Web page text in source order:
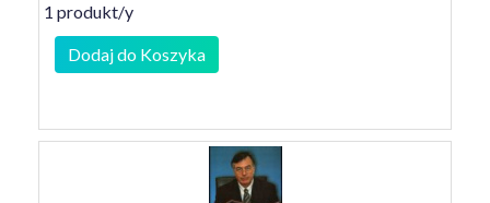
1 produkt/y
Dodaj do Koszyka